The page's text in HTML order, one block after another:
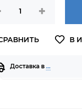
Доставка в …